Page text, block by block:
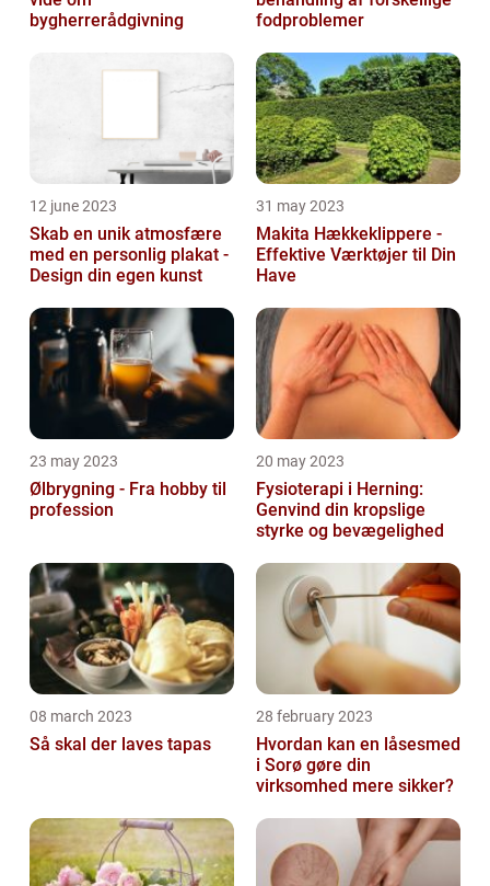
bygherrerådgivning
fodproblemer
12 june 2023
Skab en unik atmosfære
med en personlig plakat -
Design din egen kunst
31 may 2023
Makita Hækkeklippere -
Effektive Værktøjer til Din
Have
23 may 2023
Ølbrygning - Fra hobby til
profession
20 may 2023
Fysioterapi i Herning:
Genvind din kropslige
styrke og bevægelighed
08 march 2023
Så skal der laves tapas
28 february 2023
Hvordan kan en låsesmed
i Sorø gøre din
virksomhed mere sikker?